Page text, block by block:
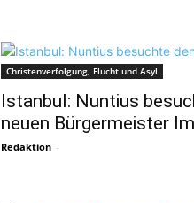
Christenverfolgung, Flucht und Asyl
Istanbul: Nuntius
neuen Bürgermeister
Redaktion -